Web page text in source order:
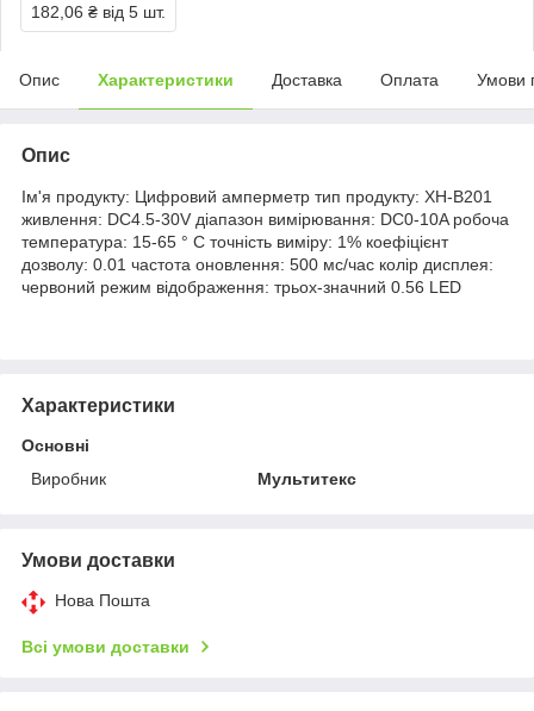
182,06 ₴ від 5 шт.
Опис Характеристики Доставка Оплата Умови
Опис
Ім'я продукту: Цифровий амперметр тип продукту: XH-B201
живлення: DC4.5-30V діапазон вимірювання: DC0-10A робоча
температура: 15-65 ° C точність виміру: 1% коефіцієнт
дозволу: 0.01 частота оновлення: 500 мс/час колір дисплея:
червоний режим відображення: трьох-значний 0.56 LED
Характеристики
Основні
Виробник
Мультитекс
Умови доставки
Нова Пошта
Всі умови доставки